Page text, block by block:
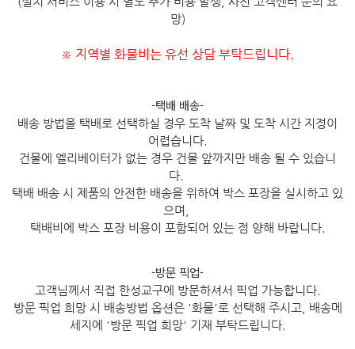
망)
※ 지역별 화물비는 유선 상담 부탁드립니다.
-택배 배송-
배송 방법을 택배로 선택하실 경우 도착 날짜 및 도착 시간 지정이
어렵습니다.
건물에 엘리베이터가 없는 경우 건물 앞까지만 배송 될 수 있습니
다.
택배 배송 시 제품의 안전한 배송을 위하여 박스 포장을 실시하고 있
으며,
택배비에 박스 포장 비용이 포함되어 있는 점 양해 바랍니다.
-방문 픽업-
고객님께서 직접 한성교구에 방문하셔서 픽업 가능합니다.
방문 픽업 희망 시 배송방법 옵션은 '화물'로 선택해 주시고, 배송메
세지에 '방문 픽업 희망' 기재 부탁드립니다.